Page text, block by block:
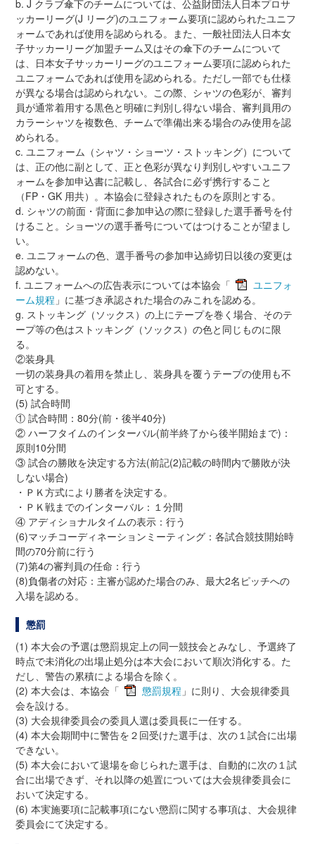
b. J クラブ傘下のチームについては、公益財団法人日本プロサ
ッカーリーグ(J リーグ)のユニフォーム要項に認められたユニフ
ォームであれば使用を認められる。また、一般社団法人日本女
子サッカーリーグ加盟チーム又はその傘下のチームについて
は、日本女子サッカーリーグのユニフォーム要項に認められた
ユニフォームであれば使用を認められる。ただし一部でも仕様
が異なる場合は認められない。この際、シャツの色彩が、審判
員が通常着用する黒色と明確に判別し得ない場合、審判員用の
カラーシャツを複数色、チームで準備出来る場合のみ使用を認
められる。
c. ユニフォーム（シャツ・ショーツ・ストッキング）について
は、正の他に副として、正と色彩が異なり判別しやすいユニフ
ォームを参加申込書に記載し、各試合に必ず携行すること
（FP・GK 用共）。本協会に登録されたものを原則とする。
d. シャツの前面・背面に参加申込の際に登録した選手番号を付
けること。ショーツの選手番号についてはつけることが望まし
い。
e. ユニフォームの色、選手番号の参加申込締切日以後の変更は
認めない。
f. ユニフォームへの広告表示については本協会「
ユニフォ
ーム規程 」に基づき承認された場合のみこれを認める。
g. ストッキング（ソックス）の上にテープを巻く場合、そのテ
ープ等の色はストッキング（ソックス）の色と同じものに限
る。
②装身具
一切の装身具の着用を禁止し、装身具を覆うテープの使用も不
可とする。
(5) 試合時間
① 試合時間：80分(前・後半40分)
② ハーフタイムのインターバル(前半終了から後半開始まで)：
原則10分間
③ 試合の勝敗を決定する方法(前記(2)記載の時間内で勝敗が決
しない場合)
・ＰＫ方式により勝者を決定する。
・ＰＫ戦までのインターバル：１分間
④ アディショナルタイムの表示：行う
(6)マッチコーディネーションミーティング：各試合競技開始時
間の70分前に行う
(7)第4の審判員の任命：行う
(8)負傷者の対応：主審が認めた場合のみ、最大2名ピッチへの
入場を認める。
懲罰
(1) 本大会の予選は懲罰規定上の同一競技会とみなし、予選終了
時点で未消化の出場止処分は本大会において順次消化する。た
だし、警告の累積による場合を除く。
(2) 本大会は、本協会「
懲罰規程 」に則り、大会規律委員
会を設ける。
(3) 大会規律委員会の委員人選は委員長に一任する。
(4) 本大会期間中に警告を２回受けた選手は、次の１試合に出場
できない。
(5) 本大会において退場を命じられた選手は、自動的に次の１試
合に出場できず、それ以降の処置については大会規律委員会に
おいて決定する。
(6) 本実施要項に記載事項にない懲罰に関する事項は、大会規律
委員会にて決定する。